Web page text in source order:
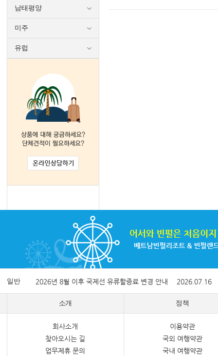
남태평양
미주
유럽
일반 2026년 8월 이후 국제선 유류할증료 변경 안내 2026.07.16
소개
회사소개
찾아오시는 길
업무제휴 문의
정책
이용약관
국외 여행약관
국내 여행약관